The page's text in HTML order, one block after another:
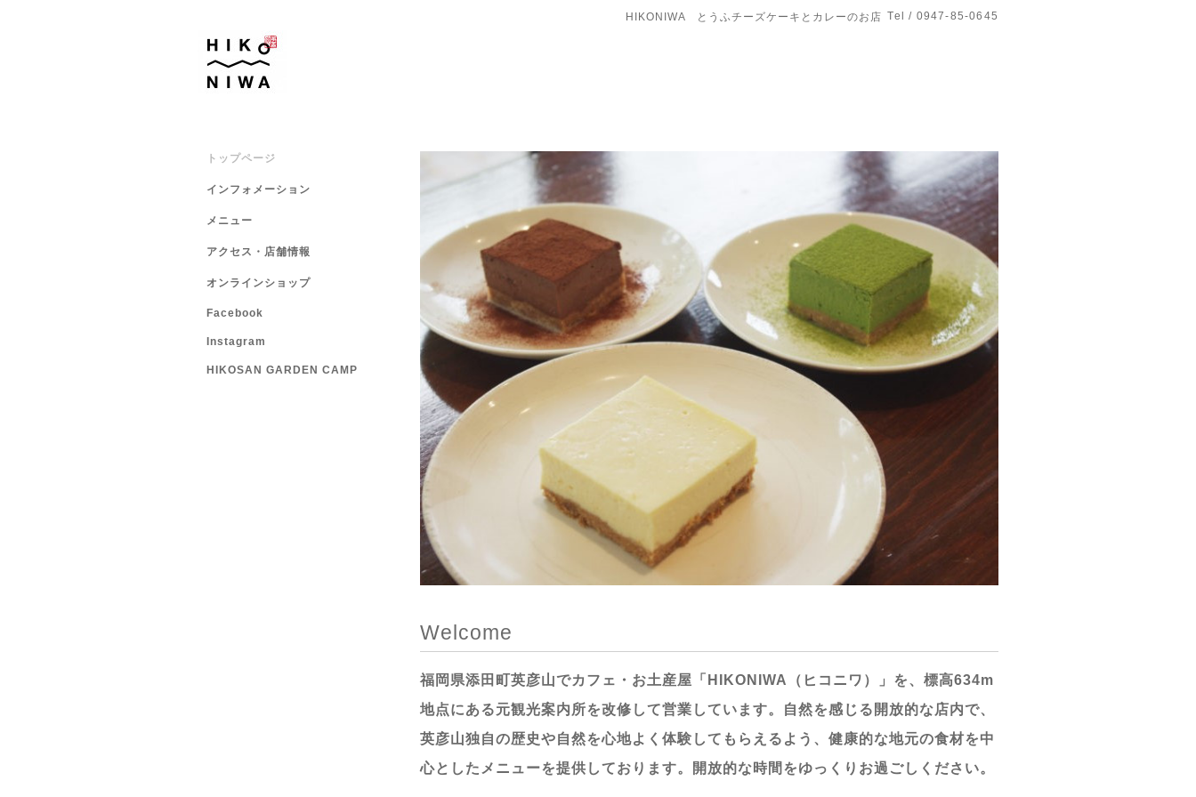
HIKONIWA とうふチーズケーキとカレーのお店 Tel / 0947-85-0645
Welcome
福岡県添田町英彦山でカフェ・お土産屋「HIKONIWA（ヒコニワ）」を、標高634m
地点にある元観光案内所を改修して営業しています。自然を感じる開放的な店内で、
英彦山独自の歴史や自然を心地よく体験してもらえるよう、健康的な地元の食材を中
心としたメニューを提供しております。開放的な時間をゆっくりお過ごしください。
トップページ
インフォメーション
メニュー
アクセス・店舗情報
オンラインショップ
Facebook
Instagram
HIKOSAN GARDEN CAMP